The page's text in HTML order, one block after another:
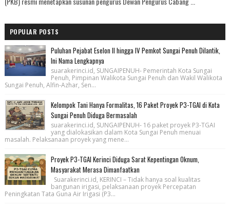
POPULAR POSTS
Puluhan Pejabat Eselon II hingga IV Pemkot Sungai Penuh Dilantik,
Ini Nama Lengkapnya
suarakerinci.id, SUNGAIPENUH- Pemerintah Kota Sungai
Penuh, Pimpinan Walikota Sungai Penuh dan Wakil Walikota
Sungai Penuh, Alfin-Azhar, Sen...
Kelompok Tani Hanya Formalitas, 16 Paket Proyek P3-TGAI di Kota
Sungai Penuh Diduga Bermasalah
suarakerinci.id, SUNGAIPENUH- 16 paket proyek P3-TGAI
yang dialokasikan dalam Kota Sungai Penuh menuai
masalah. Pelaksanaan proyek yang mene...
Proyek P3-TGAI Kerinci Diduga Sarat Kepentingan Oknum,
Masyarakat Merasa Dimanfaatkan
Suarakerinci.id, KERINCI – Tidak hanya soal kualitas
bangunan irigasi, pelaksanaan proyek Percepatan
Peningkatan Tata Guna Air Irigasi (P3...